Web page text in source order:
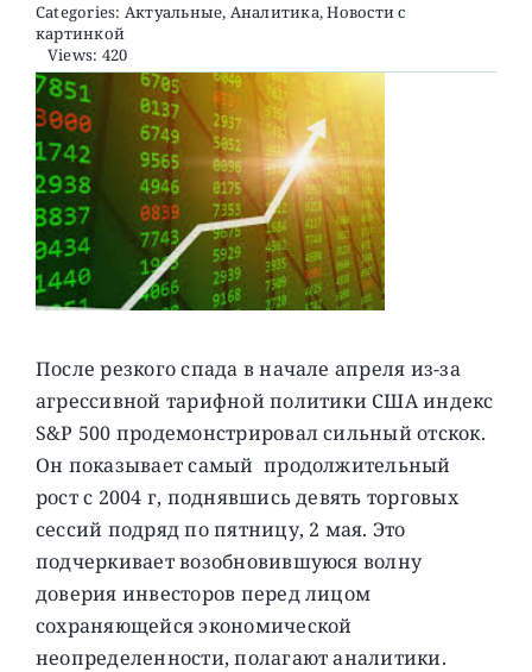
О ПРОЕКТЕ
Categories: Актуальные, Аналитика,Новости с
картинкой
Views: 420
После резкого спада в начале апреля из-за
агрессивной тарифной политики США индекс
S&P 500 продемонстрировал сильный отскок.
Он показывает самый продолжительный
рост с 2004 г, поднявшись девять торговых
сессий подряд по пятницу, 2 мая. Это
подчеркивает возобновившуюся волну
доверия инвесторов перед лицом
сохраняющейся экономической
неопределенности, полагают аналитики.